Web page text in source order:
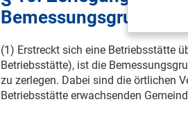
Bemessungsgrundlage
(1) Erstreckt sich eine Betriebsstätte
Betriebsstätte), ist die
zu zerlegen. Dabei sind die örtlichen
Betriebsstätte erwachsenden